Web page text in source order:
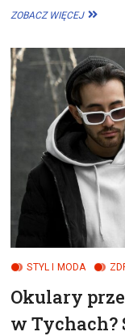
ZOBACZ WIĘCEJPOLSKIE
MUSISZ
POZNAĆ
–
GOŚCI!
STYL I MODA
Okulary
w